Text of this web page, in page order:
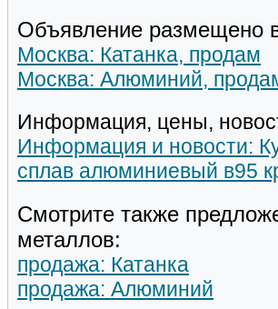
Объявление размещено
Москва: Катанка, продам
Москва: Алюминий,
Информация, цены,
Информация и новости:
сплав алюминиевый в95
Смотрите также
металлов:
продажа: Катанка
продажа: Алюминий